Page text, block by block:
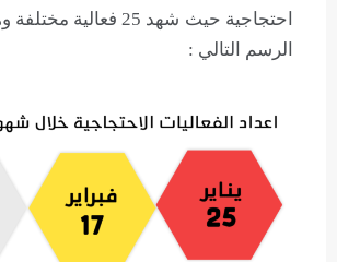
احتجاجية حيث شهد 25
الرسم التالي :